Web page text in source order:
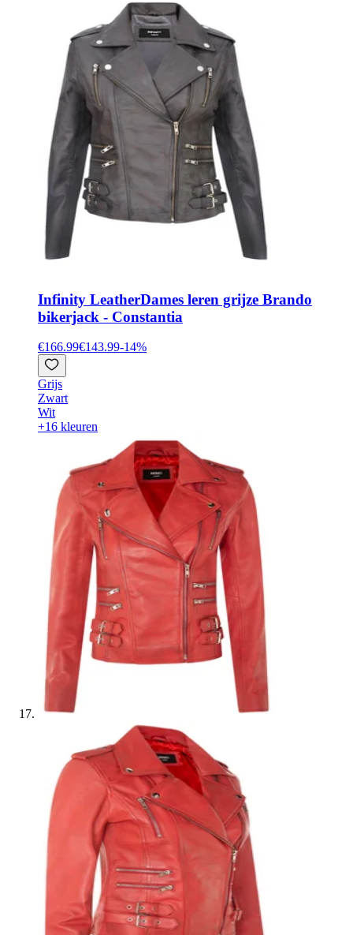
Infinity LeatherDames leren grijze Brando
bikerjack - Constantia
€166.99€143.99-14%
Grijs
Zwart
Wit
+16 kleuren